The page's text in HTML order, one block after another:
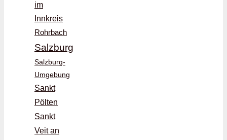
im
Innkreis
Rohrbach
Salzburg
Salzburg-
Umgebung
Sankt
Pölten
Sankt
Veit an